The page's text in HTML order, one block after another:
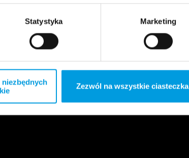
Statystyka Marketing
niezbędnych
Zezwól na wszystkie ciasteczka